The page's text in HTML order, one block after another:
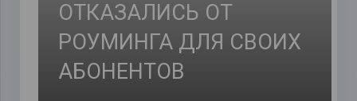
ОТКАЗАЛИСЬ ОТ
РОУМИНГА ДЛЯ СВОИХ
АБОНЕНТОВ